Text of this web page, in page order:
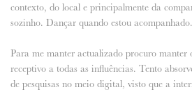
contexto, do local e principalmente da
sozinho. Dançar quando estou acompanhado.
Para me manter actualizado procuro manter
receptivo a todas as influências. Tento
de pesquisas no meio digital, visto que a